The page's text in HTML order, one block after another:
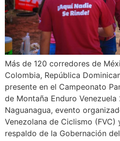
Más de 120 corredores de
Colombia, República
presente en el Campeonato
de Montaña Enduro
Naguanagua, evento
Venezolana de Ciclismo
respaldo de la Gobernación